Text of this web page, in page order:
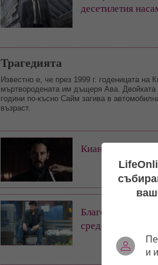
десетилетия
Трагедията
Известно е, че през 1999 г. годеницата
мъртвородената им дъщеря Ава.
години по-късно Сайм загива в
възраст.
Киану Рийвс
Благороден:
средства
и